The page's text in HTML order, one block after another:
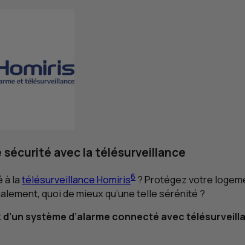
sécurité avec la télésurveillance
à latélésurveillance Homiris6 ? Protégez votre
quoi de mieux qu’une telle sérénité ?
système d’alarme connecté avec